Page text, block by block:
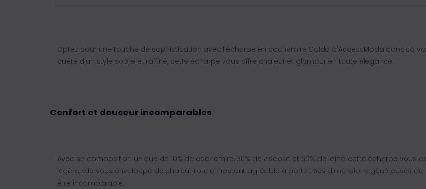
Optez pour une touche de sophistication avec l'écharpe en cachemire Caldo d'AccessModa dans sa
quête d'un style sobre et raffiné, cette écharpe vous offre chaleur et glamour en toute élégance.
Confort et douceur incomparables
Avec sa composition unique de 10% de cachemire, 30% de viscose et 60% de laine, cette écharpe vous
légère, elle vous enveloppe de chaleur tout en restant agréable à porter. Ses dimensions généreuses
être incomparable.